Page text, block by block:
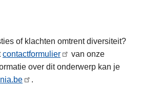
of klachten omtrent diversiteit?
contactformulier
van onze
over dit onderwerp kan je
.